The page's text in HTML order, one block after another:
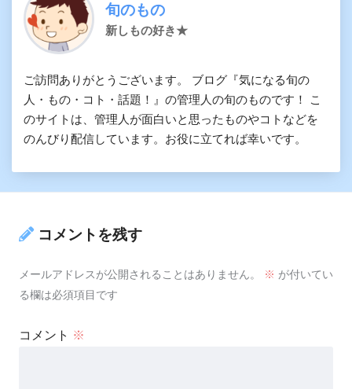
旬のもの
新しもの好き★
ご訪問ありがとうございます。 ブログ『気になる旬の
人・もの・コト・話題！』の管理人の旬のものです！ こ
のサイトは、管理人が面白いと思ったものやコトなどを
のんびり配信しています。お役に立てれば幸いです。
コメントを残す
メールアドレスが公開されることはありません。 ※ が付いてい
る欄は必須項目です
コメント ※